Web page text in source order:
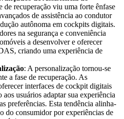
de recuperação viu uma forte ênfase
de assistência ao condutor
autônoma em cockpits digitais.
na segurança e conveniência
a desenvolver e oferecer
criando uma experiência de
: A personalização tornou-se
a fase de recuperação. As
interfaces de cockpit digitais
usuários adaptar sua experiência
preferências. Esta tendência alinha-
do consumidor por experiências de